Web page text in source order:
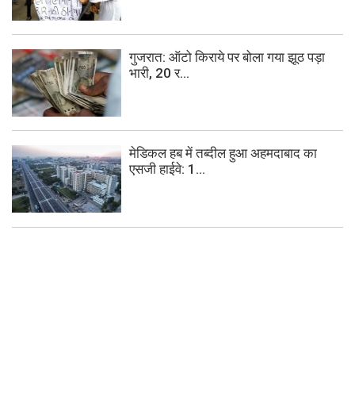
गुजरात: ऑटो किराये पर बोला गया झूठ पड़ा
भारी, 20 र...
मेडिकल हब में तब्दील हुआ अहमदाबाद का
एसजी हाईवे: 1...